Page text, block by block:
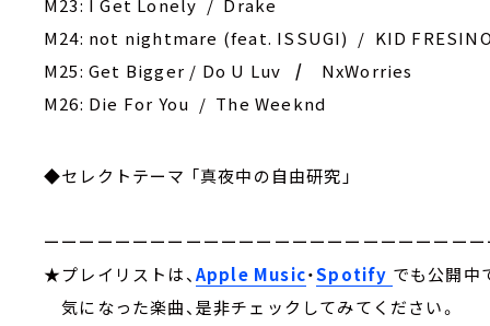
M24: not nightmare (feat. ISSUGI) / KID FRESINO
M25: Get Bigger / Do U Luv / NxWorries
M26: Die For You / The Weeknd
◆セレクトテーマ 「真夜中の自由研究」
ーーーーーーーーーーーーーーーーーーーーーーーーー
★プレイリストは、 Apple Music・Spotify でも公開中
気になった楽曲、是非チェックしてみてください。